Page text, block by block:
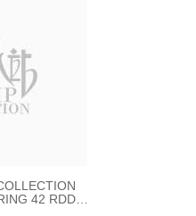
42 RDDI